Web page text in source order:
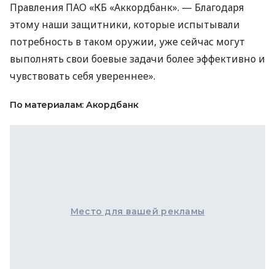
Правления ПАО «КБ «Аккордбанк». — Благодаря
этому наши защитники, которые испытывали
потребность в таком оружии, уже сейчас могут
выполнять свои боевые задачи более эффективно и
чувствовать себя увереннее».
По материалам: Акордбанк
Место для вашей рекламы